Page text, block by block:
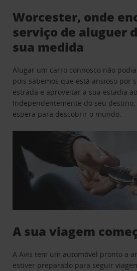
Worcester, onde
serviço de aluguer
sua medida
Alugar um carro connosco não
pois sabemos que está ansioso por
estrada e aproveitar a sua estadia
Independentemente do seu destino,
espera para descobrir o mundo.
A sua viagem
A Avis tem um automóvel pronto a
estiver preparado para seguir